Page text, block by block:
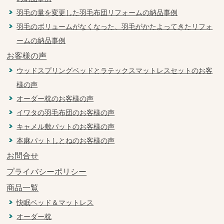
羽毛の量を変更した羽毛布団リフォームの納品事例
羽毛のボリュームがなくなった、羽毛がかたよってきたリフォ
ームの納品事例
お客様の声
ウッドスプリングベッドとラテックスマットレスセットのお客
様の声
オーダー枕のお客様の声
イワタの羽毛布団のお客様の声
キャメル敷パットのお客様の声
本麻パットしとねのお客様の声
お問合せ
プライバシーポリシー
商品一覧
快眠ベッド＆マットレス
オーダー枕